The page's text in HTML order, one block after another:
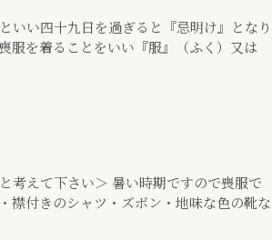
いい四十九日を過ぎると『忌明け』となり
服を着ることをいい『服』（ふく）又は
考えて下さい＞ 暑い時期ですので喪服で
襟付きのシャツ・ズボン・地味な色の靴な